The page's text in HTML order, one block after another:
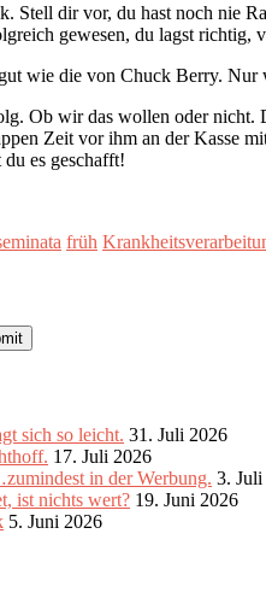
Stell dir vor, du hast noch nie
gewesen, du lagst richtig,
wie die von Chuck Berry.
Ob wir das wollen oder nicht.
Zeit vor ihm an der Kasse
es geschafft!
früh
sich so leicht. 31. Juli 2026
17. Juli 2026
in der Werbung. 3.
ist nichts wert? 19. Juni 2026
5. Juni 2026